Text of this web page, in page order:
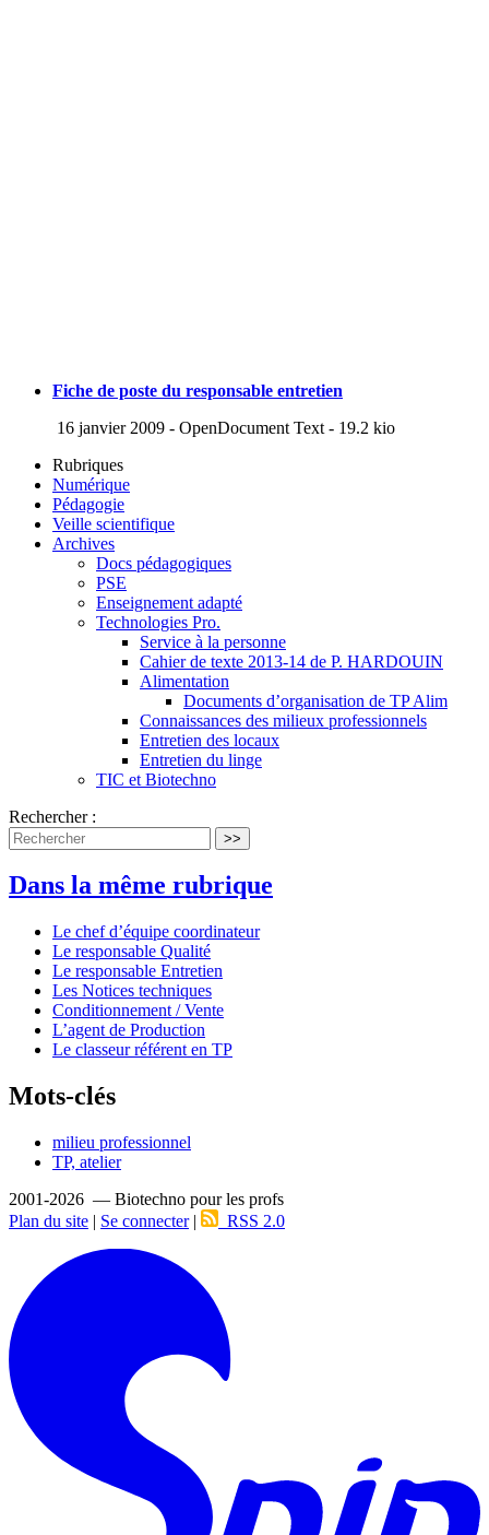
Fiche de poste du responsable entretien
16 janvier 2009 - OpenDocument Text - 19.2 kio
Rubriques
Numérique
Pédagogie
Veille scientifique
Archives
Docs pédagogiques
PSE
Enseignement adapté
Technologies Pro.
Service à la personne
Cahier de texte 2013-14 de P. HARDOUIN
Alimentation
Documents d’organisation de TP Alim
Connaissances des milieux professionnels
Entretien des locaux
Entretien du linge
TIC et Biotechno
Rechercher :
>>
Dans la même rubrique
Le chef d’équipe coordinateur
Le responsable Qualité
Le responsable Entretien
Les Notices techniques
Conditionnement / Vente
L’agent de Production
Le classeur référent en TP
Mots-clés
milieu professionnel
TP, atelier
2001-2026 — Biotechno pour les profs
Plan du site | Se connecter| RSS 2.0